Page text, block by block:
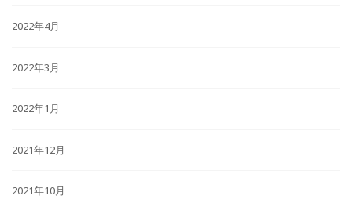
2022年4月
2022年3月
2022年1月
2021年12月
2021年10月